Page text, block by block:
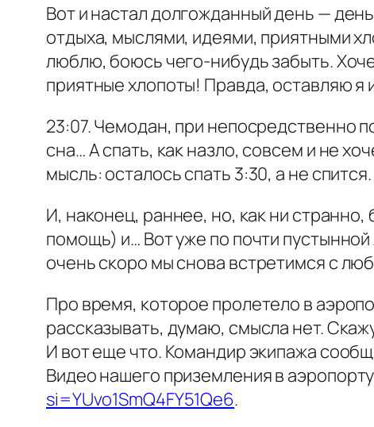
Вот и настал долгожданный день —
отдыха, мыслями, идеями, приятными
люблю, боюсь чего-нибудь забыть.
приятные хлопоты! Правда, оставляю
23:07. Чемодан, при непосредственно
сна… А спать, как назло, совсем и не
мысль: осталось спать 3:30, а не
И, наконец, раннее, но, как ни
помощь) и… Вот уже по почти
очень скоро мы снова встретимся с
Про время, которое пролетело в
рассказывать, думаю, смысла нет.
И вот еще что. Командир экипажа
Видео нашего приземления в
si=YUvo1SmQ4FY51Qe6.